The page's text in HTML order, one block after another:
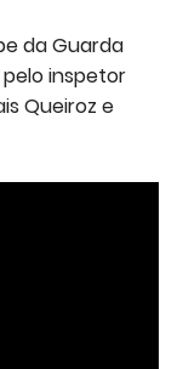
da Guarda
inspetor
Queiroz e